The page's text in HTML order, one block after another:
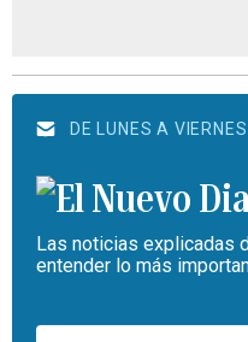
DE LUNES A VIERNES
Las noticias explicadas
entender lo más